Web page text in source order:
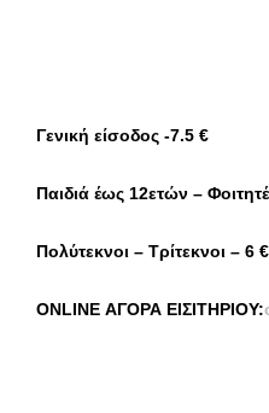
Γενική είσοδος -7.5 €
Παιδιά έως 12ετών –
Πολύτεκνοι – Τρίτεκνοι – 6 €
ONLINE ΑΓΟΡΑ ΕΙΣΙΤΗΡΙΟΥ: